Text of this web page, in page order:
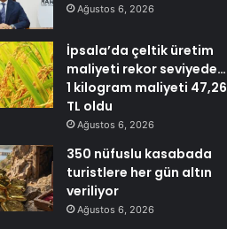
Ağustos 6, 2026
İpsala’da çeltik üretim
maliyeti rekor seviyede…
1 kilogram maliyeti 47,26
TL oldu
Ağustos 6, 2026
350 nüfuslu kasabada
turistlere her gün altın
veriliyor
Ağustos 6, 2026